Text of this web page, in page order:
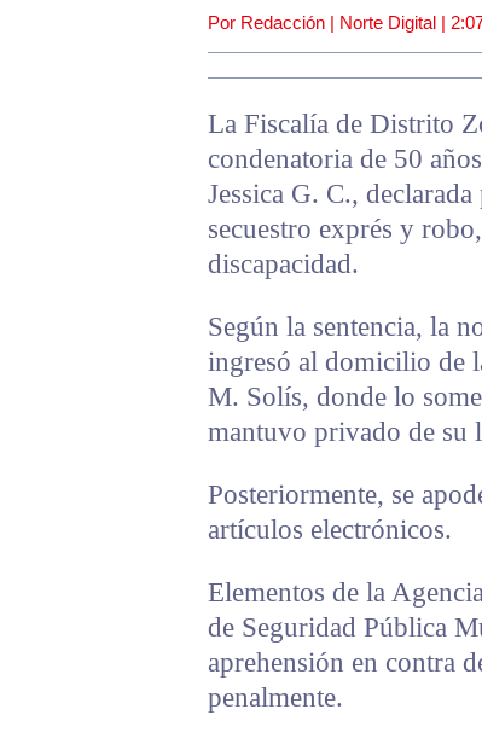
Por Redacción | Norte Digital |
La Fiscalía de Distrito
condenatoria de 50
Jessica G. C.,
secuestro exprés y
discapacidad.
Según la sentencia, la
ingresó al domicilio de
M. Solís, donde lo
mantuvo privado de su
Posteriormente, se
artículos electrónicos.
Elementos de la
de Seguridad Pública
aprehensión en contra
penalmente.